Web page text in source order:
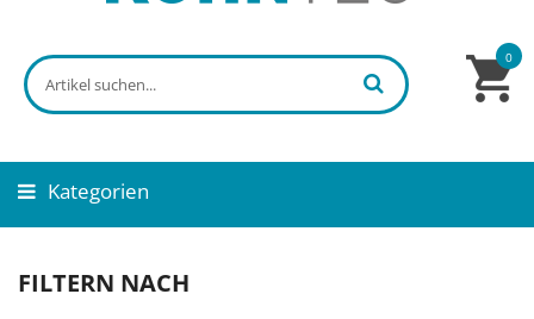
0
Kategorien
FILTERN NACH